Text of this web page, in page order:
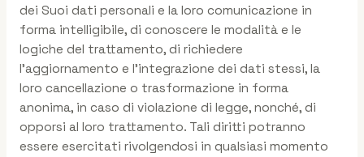
dei Suoi dati personali e la loro comunicazione in
forma intelligibile, di conoscere le modalità e le
logiche del trattamento, di richiedere
l’aggiornamento e l’integrazione dei dati stessi, la
loro cancellazione o trasformazione in forma
anonima, in caso di violazione di legge, nonché, di
opporsi al loro trattamento. Tali diritti potranno
essere esercitati rivolgendosi in qualsiasi momento